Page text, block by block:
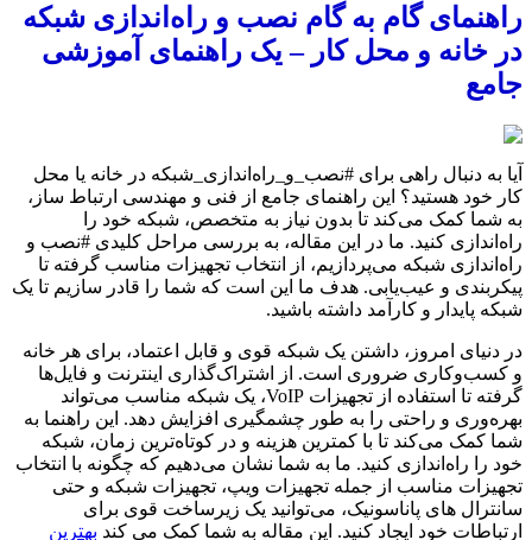
راهنمای گام به گام نصب و راه‌اندازی شبکه
در خانه و محل کار – یک راهنمای آموزشی
جامع
آیا به دنبال راهی برای #نصب_و_راه‌اندازی_شبکه در خانه یا محل
کار خود هستید؟ این راهنمای جامع از فنی و مهندسی ارتباط ساز،
به شما کمک می‌کند تا بدون نیاز به متخصص، شبکه خود را
راه‌اندازی کنید. ما در این مقاله، به بررسی مراحل کلیدی #نصب و
راه‌اندازی شبکه می‌پردازیم، از انتخاب تجهیزات مناسب گرفته تا
پیکربندی و عیب‌یابی. هدف ما این است که شما را قادر سازیم تا یک
شبکه پایدار و کارآمد داشته باشید.
در دنیای امروز، داشتن یک شبکه قوی و قابل اعتماد، برای هر خانه
و کسب‌وکاری ضروری است. از اشتراک‌گذاری اینترنت و فایل‌ها
گرفته تا استفاده از تجهیزات VoIP، یک شبکه مناسب می‌تواند
بهره‌وری و راحتی را به طور چشمگیری افزایش دهد. این راهنما به
شما کمک می‌کند تا با کمترین هزینه و در کوتاه‌ترین زمان، شبکه
خود را راه‌اندازی کنید. ما به شما نشان می‌دهیم که چگونه با انتخاب
تجهیزات مناسب از جمله تجهیزات ویپ، تجهیزات شبکه و حتی
سانترال های پاناسونیک، می‌توانید یک زیرساخت قوی برای
ارتباطات خود ایجاد کنید. این مقاله به شما کمک می کند بهترین